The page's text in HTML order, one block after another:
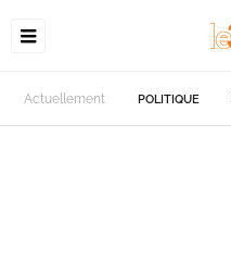
Actuellement POLITIQUE